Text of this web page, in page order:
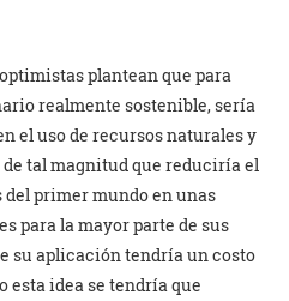
plantean que para
realmente sostenible, sería
el uso de recursos naturales y
tal magnitud que reduciría el
del primer mundo en unas
para la mayor parte de sus
su aplicación tendría un costo
esta idea se tendría que